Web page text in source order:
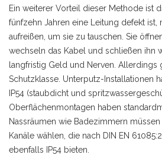
Ein weiterer Vorteil dieser Methode ist
fünfzehn Jahren eine Leitung defekt ist,
aufreißen, um sie zu tauschen. Sie
wechseln das Kabel und schließen ihn
langfristig Geld und Nerven. Allerdings
Schutzklasse. Unterputz-Installationen
IP54 (staubdicht und
Oberflächenmontagen haben
Nassräumen wie Badezimmern
Kanäle wählen, die nach DIN EN
ebenfalls IP54 bieten.